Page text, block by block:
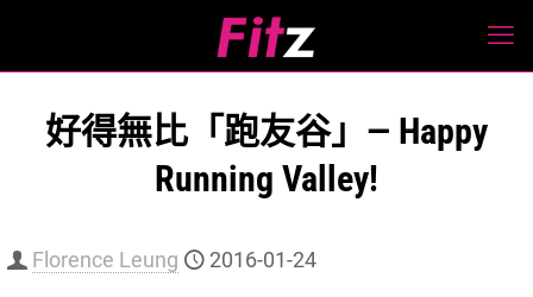
好得無比「跑友谷」— Happy
Running Valley!
Florence Leung 2016-01-24